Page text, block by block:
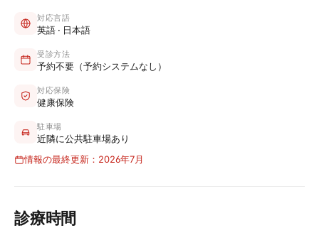
対応言語
英語 · 日本語
受診方法
予約不要（予約システムなし）
対応保険
健康保険
駐車場
近隣に公共駐車場あり
情報の最終更新：2026年7月
診療時間